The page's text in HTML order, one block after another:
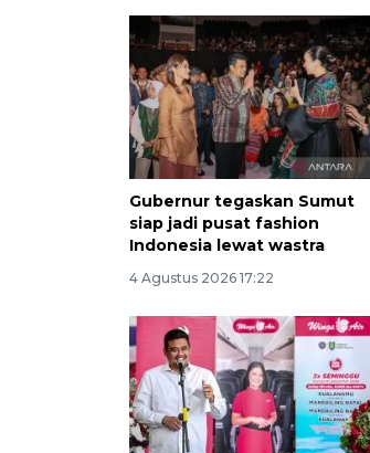
Gubernur tegaskan Sumut
siap jadi pusat fashion
Indonesia lewat wastra
4 Agustus 2026 17:22